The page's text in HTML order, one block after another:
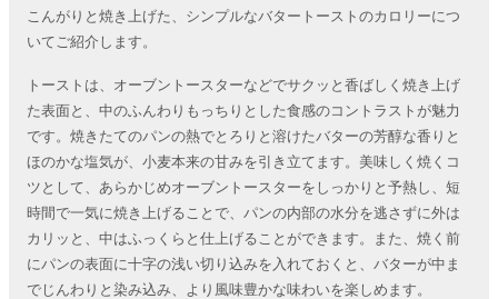
こんがりと焼き上げた、シンプルなバタートーストのカロリーにつ
いてご紹介します。
トーストは、オーブントースターなどでサクッと香ばしく焼き上げ
た表面と、中のふんわりもっちりとした食感のコントラストが魅力
です。焼きたてのパンの熱でとろりと溶けたバターの芳醇な香りと
ほのかな塩気が、小麦本来の甘みを引き立てます。美味しく焼くコ
ツとして、あらかじめオーブントースターをしっかりと予熱し、短
時間で一気に焼き上げることで、パンの内部の水分を逃さずに外は
カリッと、中はふっくらと仕上げることができます。また、焼く前
にパンの表面に十字の浅い切り込みを入れておくと、バターが中ま
でじんわりと染み込み、より風味豊かな味わいを楽しめます。